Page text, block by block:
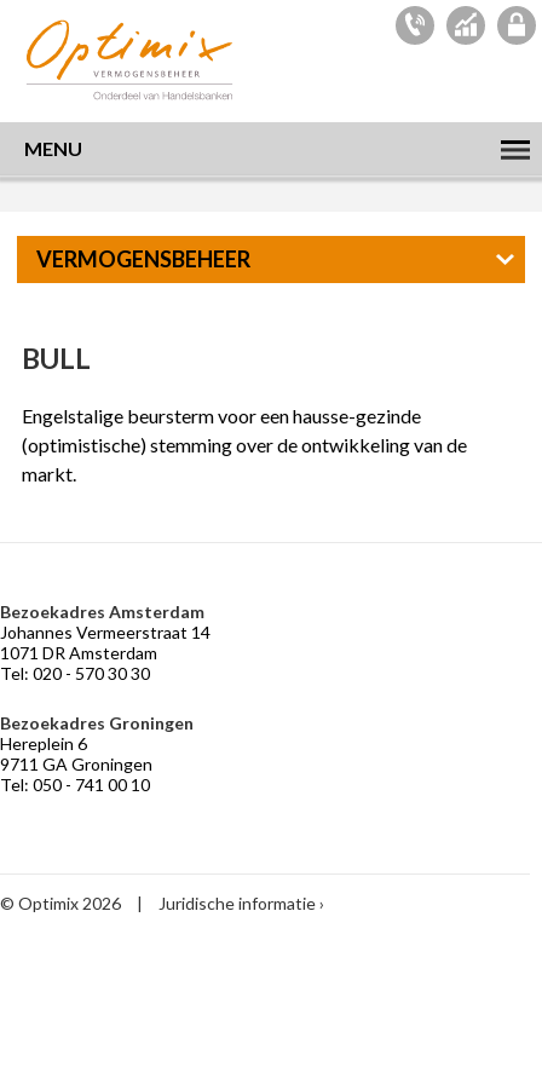
MENU
VERMOGENSBEHEER
BULL
Engelstalige beursterm voor een hausse-gezinde
(optimistische) stemming over de ontwikkeling van de
markt.
VERMOGENSBEHEER
Adviseurs
die
Optimix
Stichtingen
Desk
Vermogensbeheer
met
Optimix
NIEUWS
Marktontwikkelingen
BELEGGERSGIRO
Beleggingsfondsen
Praktische
OVER
OPTIMIX
Historie
Medewerkers
Bezoekadres Amsterdam
Johannes Vermeerstraat 14
1071 DR Amsterdam
Tel: 020 - 570 30 30
Bezoekadres Groningen
Hereplein 6
9711 GA Groningen
Tel: 050 - 741 00 10
© Optimix 2026 | Juridische informatie